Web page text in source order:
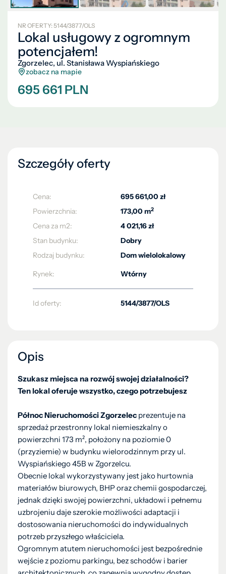
NR OFERTY: 5144/3877/OLS
Lokal usługowy z ogromnym
potencjałem!
Zgorzelec, ul. Stanisława Wyspiańskiego
zobacz na mapie
695 661 PLN
Szczegóły oferty
Cena:
695 661,00 zł
Powierzchnia:
173,00 m2
Cena za m2:
4 021,16 zł
Stan budynku:
Dobry
Rodzaj budynku:
Dom wielolokalowy
Rynek: Wtórny
Id oferty: 5144/3877/OLS
Opis
Szukasz miejsca na rozwój swojej działalności?
Ten lokal oferuje wszystko, czego potrzebujesz
Północ Nieruchomości Zgorzelec prezentuje na
sprzedaż przestronny lokal niemieszkalny o
powierzchni 173 m², położony na poziomie 0
(przyziemie) w budynku wielorodzinnym przy ul.
Wyspiańskiego 45B w Zgorzelcu.
Obecnie lokal wykorzystywany jest jako hurtownia
materiałów biurowych, BHP oraz chemii gospodarczej,
jednak dzięki swojej powierzchni, układowi i pełnemu
uzbrojeniu daje szerokie możliwości adaptacji i
dostosowania nieruchomości do indywidualnych
potrzeb przyszłego właściciela.
Ogromnym atutem nieruchomości jest bezpośrednie
wejście z poziomu parkingu, bez schodów i barier